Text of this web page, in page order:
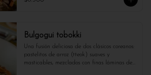
¡Irresistiblemente sabroso!
Bulgogui tobokki
Una fusión deliciosa de dos clásicos coreanos:
pastelitos de arroz (tteok) suaves y
masticables, mezclados con finas láminas de